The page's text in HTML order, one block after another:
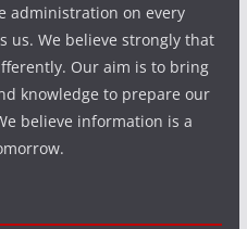
administration on every
us. We believe strongly that
Our aim is to bring
knowledge to prepare our
believe information is a